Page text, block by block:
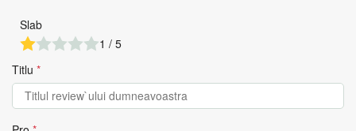
Slab
1 / 5
Titlu *